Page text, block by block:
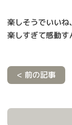
楽しそうでいいね
楽しすぎて感動す
< 前の記事